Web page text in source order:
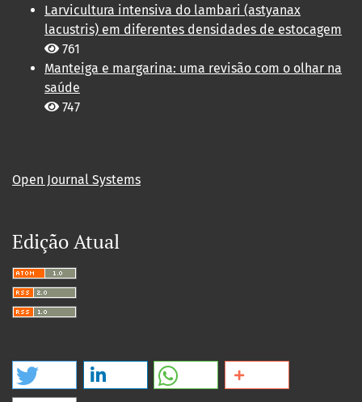
Larvicultura intensiva do lambari (astyanax
lacustris) em diferentes densidades de estocagem
761
Manteiga e margarina: uma revisão com o olhar na
saúde
747
Open Journal Systems
Edição Atual